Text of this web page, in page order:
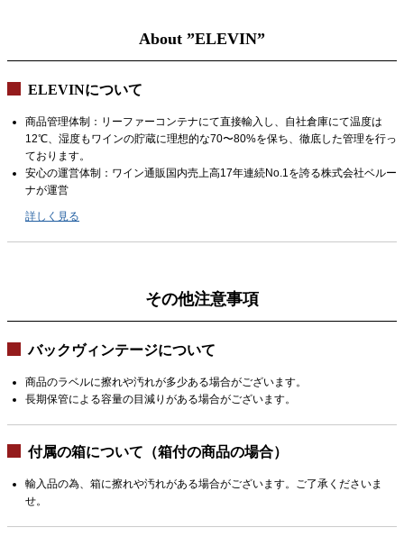
About ”ELEVIN”
ELEVINについて
商品管理体制：リーファーコンテナにて直接輸入し、自社倉庫にて温度は
12℃、湿度もワインの貯蔵に理想的な70〜80%を保ち、徹底した管理を行っ
ております。
安心の運営体制：ワイン通販国内売上高17年連続No.1を誇る株式会社ベルー
ナが運営
詳しく見る
その他注意事項
バックヴィンテージについて
商品のラベルに擦れや汚れが多少ある場合がございます。
長期保管による容量の目減りがある場合がございます。
付属の箱について（箱付の商品の場合）
輸入品の為、箱に擦れや汚れがある場合がございます。ご了承くださいま
せ。